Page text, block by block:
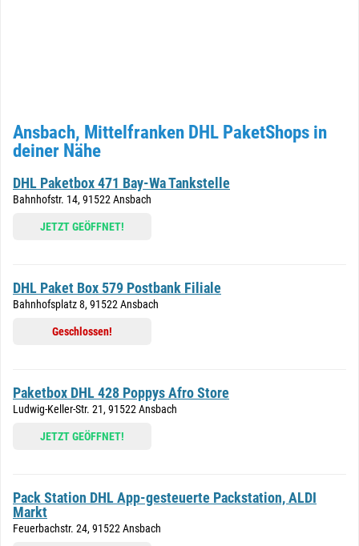
Ansbach, Mittelfranken DHL PaketShops in
deiner Nähe
DHL Paketbox 471 Bay-Wa Tankstelle
Bahnhofstr. 14, 91522 Ansbach
JETZT GEÖFFNET!
DHL Paket Box 579 Postbank Filiale
Bahnhofsplatz 8, 91522 Ansbach
Geschlossen!
Paketbox DHL 428 Poppys Afro Store
Ludwig-Keller-Str. 21, 91522 Ansbach
JETZT GEÖFFNET!
Pack Station DHL App-gesteuerte Packstation, ALDI
Markt
Feuerbachstr. 24, 91522 Ansbach